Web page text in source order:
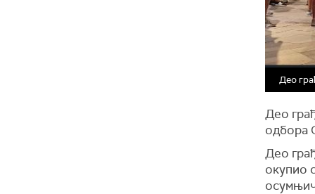
Део
Део гра
одбора
Део
окупио